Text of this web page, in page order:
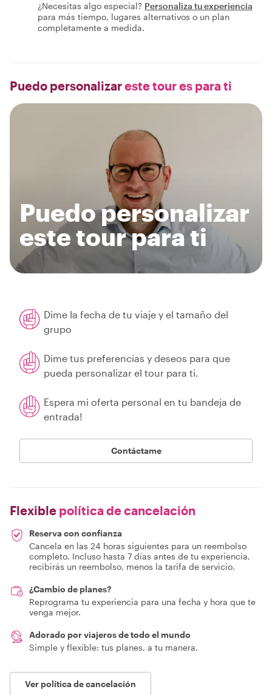
¿Necesitas algo especial? Personaliza tu experiencia
para más tiempo, lugares alternativos o un plan
completamente a medida.
Puedo personalizareste tour es para ti
Puedo personalizar
este tour para ti
Dime la fecha de tu viaje y el tamaño del
grupo
Dime tus preferencias y deseos para que
pueda personalizar el tour para ti.
Espera mi oferta personal en tu bandeja de
entrada!
Contáctame
Flexible política de cancelación
Reserva con confianza
Cancela en las 24 horas siguientes para un reembolso
completo. Incluso hasta 7 días antes de tu experiencia,
recibirás un reembolso, menos la tarifa de servicio.
¿Cambio de planes?
Reprograma tu experiencia para una fecha y hora que te
venga mejor.
Adorado por viajeros de todo el mundo
Simple y flexible: tus planes, a tu manera.
Ver política de cancelación